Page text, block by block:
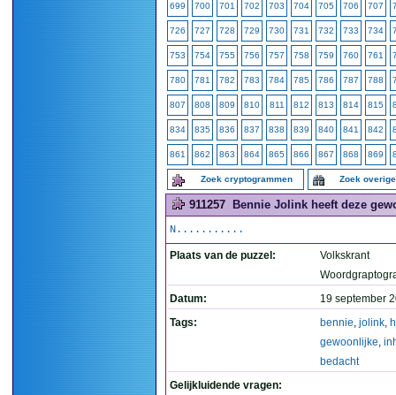
699 700 701 702 703 704 705 706 707
726 727 728 729 730 731 732 733 734
753 754 755 756 757 758 759 760 761
780 781 782 783 784 785 786 787 788
807 808 809 810 811 812 813 814 815
834 835 836 837 838 839 840 841 842
861 862 863 864 865 866 867 868 869
Zoek cryptogrammen Zoek
911257 Bennie Jolink heeft deze
N...........
Plaats van de puzzel:
Volkskrant
Datum:
19 september
Tags:
bennie, jolink,
gewoonlijke,
bedacht
Gelijkluidende vragen: